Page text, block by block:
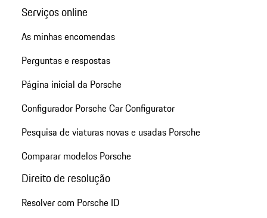
Serviços online
As minhas encomendas
Perguntas e respostas
Página inicial da Porsche
Configurador Porsche Car Configurator
Pesquisa de viaturas novas e usadas Porsche
Comparar modelos Porsche
Direito de resolução
Resolver com Porsche ID